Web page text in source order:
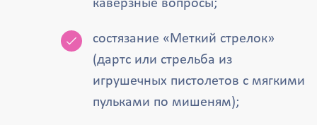
каверзные вопросы;
состязание «Меткий стрелок»
(дартс или стрельба из
игрушечных пистолетов с мягкими
пульками по мишеням);